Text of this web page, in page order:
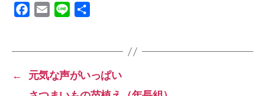
e
b
i
l
e
←
元気な声がいっぱい